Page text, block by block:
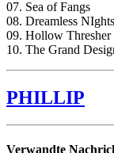
07. Sea of Fangs
08. Dreamless
09. Hollow Thresher
10. The Grand
PHILLIP
Verwandte